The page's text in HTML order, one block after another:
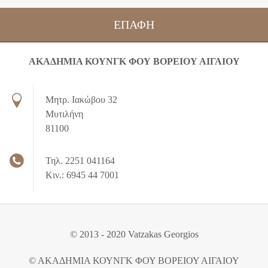
ΕΠΑΦΉ
ΑΚΑΔΗΜΙΑ ΚΟΥΝΓΚ ΦΟΥ ΒΟΡΕΙΟΥ ΑΙΓΑΙΟΥ
Μητρ. Ιακώβου 32
Μυτιλήνη
81100
Τηλ. 2251 041164
Κιν.: 6945 44 7001
© 2013 - 2020 Vatzakas Georgios
© ΑΚΑΔΗΜΙΑ ΚΟΥΝΓΚ ΦΟΥ ΒΟΡΕΙΟΥ ΑΙΓΑΙΟΥ